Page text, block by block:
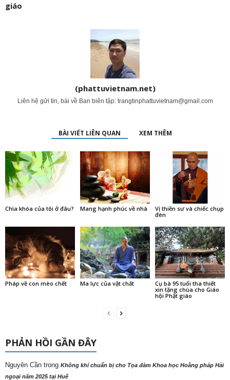
giáo
(phattuvietnam.net)
Liên hệ gửi tin, bài về Ban biên tập: trangtinphattuvietnam@gmail.com
BÀI VIẾT LIÊN QUAN XEM THÊM
Chìa khóa của tôi ở đâu? Mang hạnh phúc về nhà
Vị thiền sư và chiếc chụp
đèn
Pháp về con mèo chết Ma lực của vật chất
Cụ bà 95 tuổi tha thiết
xin tặng chùa cho Giáo
hội Phật giáo
PHẢN HỒI GẦN ĐÂY
Nguyên Cần trong Không khí chuẩn bị cho Tọa đàm Khoa học Hoằng pháp Hải
ngoại năm 2025 tại Huế